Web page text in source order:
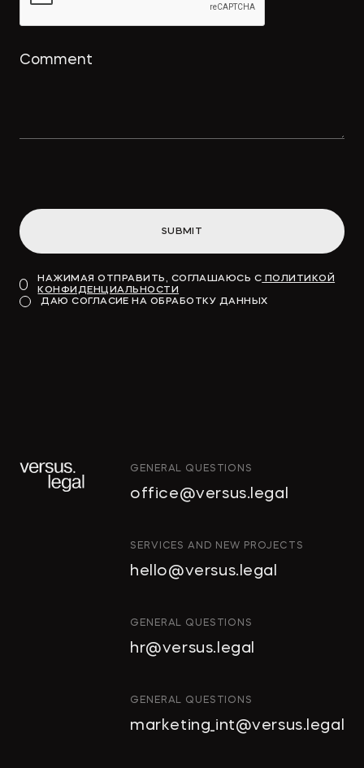
SUBMIT
НАЖИМАЯ ОТПРАВИТЬ, СОГЛАШАЮСЬ С ПОЛИТИКОЙ
КОНФИДЕНЦИАЛЬНОСТИ
ДАЮ СОГЛАСИЕ НА ОБРАБОТКУ ДАННЫХ
ИНТЕЛЛЕКТУАЛЬНАЯ
ИНВЕСТИЦИОННЫЕ
СТРОИТЕЛЬСТВО
И НЕДВИЖИМОСТЬ
АРХИТЕКТУРА
КОРПОРАТИВНОЕ ПРАВО И
M&A
РАЗРЕШЕНИЕ СПОРОВ
GENERAL QUESTIONS
office@versus.legal
SERVICES AND NEW PROJECTS
hello@versus.legal
GENERAL QUESTIONS
hr@versus.legal
GENERAL QUESTIONS
marketing_int@versus.legal